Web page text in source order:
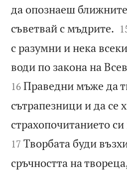
да опознаеш
съветвай с мъдрите. 
с разумни и нека
води по закона на
16 Праведни мъже да
сътрапезници и да се
страхопочитанието
17 Творбата буди
сръчността на